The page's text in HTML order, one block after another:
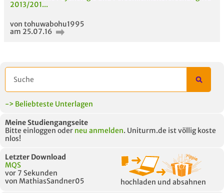
2013/201...
von tohuwabohu1995
am 25.07.16
-> Beliebteste Unterlagen
Meine Studiengangseite
Bitte einloggen oder neu anmelden. Uniturm.de ist völlig koste
nlos!
Letzter Download
MQS
vor 7 Sekunden
von MathiasSandner05
hochladen und absahnen